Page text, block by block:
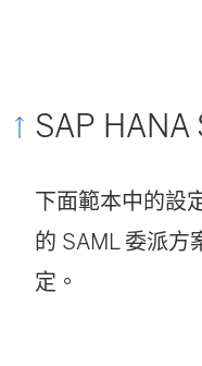
SAP HANA
下面範本中的設
的 SAML 委派方
定。